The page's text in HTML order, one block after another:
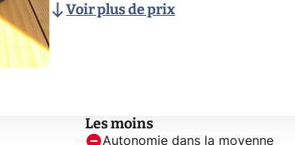
Voir plus de prix
Les moins
Autonomie dans la moyenne